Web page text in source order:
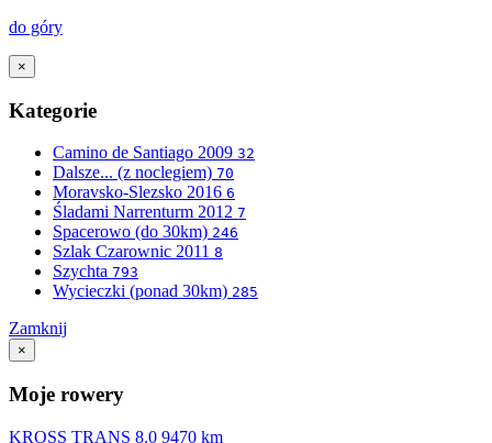
do góry
×
Kategorie
Camino de Santiago 2009 32
Dalsze... (z noclegiem) 70
Moravsko-Slezsko 2016 6
Śladami Narrenturm 2012 7
Spacerowo (do 30km) 246
Szlak Czarownic 2011 8
Szychta 793
Wycieczki (ponad 30km) 285
Zamknij
×
Moje rowery
KROSS TRANS 8.0 9470 km